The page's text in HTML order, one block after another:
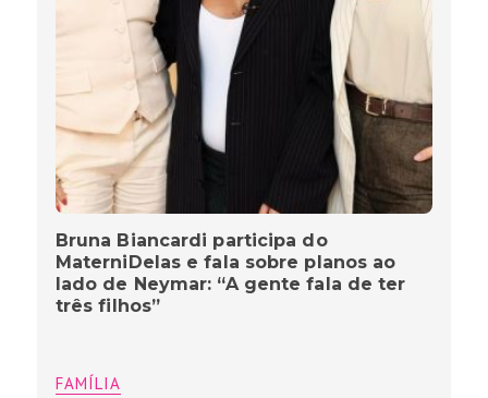
Bruna Biancardi participa do
MaterniDelas e fala sobre planos ao
lado de Neymar: “A gente fala de ter
três filhos”
FAMÍLIA